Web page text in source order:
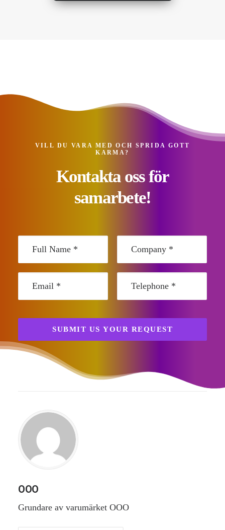
VILL DU VARA MED OCH SPRIDA GOTT
KARMA?
Kontakta oss för
samarbete!
OOO
Grundare av varumärket OOO